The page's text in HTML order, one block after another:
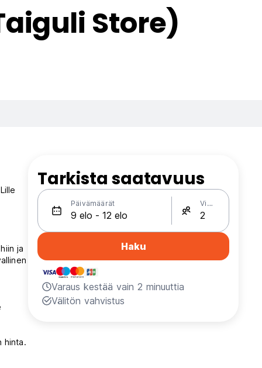
Store)
ja
hinta.
Tarkista saatavuus
Päivämäärät Vieraat
Haku
Varaus kestää vain 2 minuuttia
Välitön vahvistus